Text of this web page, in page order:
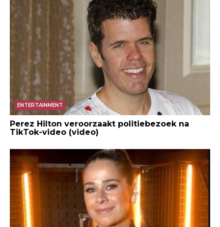
ENTERTAINMENT
Perez Hilton veroorzaakt politiebezoek na
TikTok-video (video)